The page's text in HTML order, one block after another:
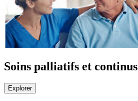
Soins palliatifs et continus
Explorer